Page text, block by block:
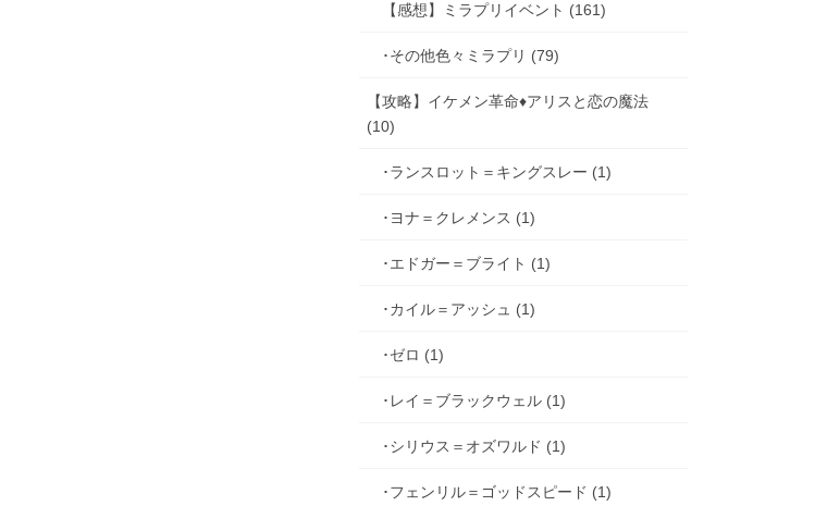
【感想】ミラプリイベント (161)
･その他色々ミラプリ (79)
【攻略】イケメン革命♦アリスと恋の魔法
(10)
･ランスロット＝キングスレー (1)
･ヨナ＝クレメンス (1)
･エドガー＝ブライト (1)
･カイル＝アッシュ (1)
･ゼロ (1)
･レイ＝ブラックウェル (1)
･シリウス＝オズワルド (1)
･フェンリル＝ゴッドスピード (1)